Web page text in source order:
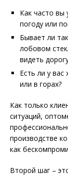
Как часто вы
погоду или
Бывает ли
лобовом
видеть
Есть ли у
или в горах?
Как только
ситуаций,
производстве
как
Второй шаг –